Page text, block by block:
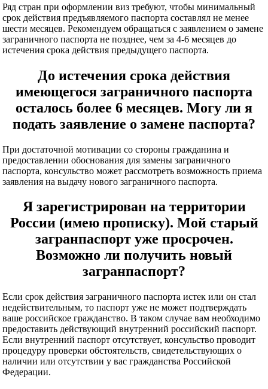
Ряд стран при оформлении виз требуют, чтобы минимальный
срок действия предъявляемого паспорта составлял не менее
шести месяцев. Рекомендуем обращаться с заявлением о замене
заграничного паспорта не позднее, чем за 4-6 месяцев до
истечения срока действия предыдущего паспорта.
До истечения срока действия
имеющегося заграничного паспорта
осталось более 6 месяцев. Могу ли я
подать заявление о замене паспорта?
При достаточной мотивации со стороны гражданина и
предоставлении обоснования для замены заграничного
паспорта, консульство может рассмотреть возможность приема
заявления на выдачу нового заграничного паспорта.
Я зарегистрирован на территории
России (имею прописку). Мой старый
загранпаспорт уже просрочен.
Возможно ли получить новый
загранпаспорт?
Если срок действия заграничного паспорта истек или он стал
недействительным, то паспорт уже не может подтверждать
ваше российское гражданство. В таком случае вам необходимо
предоставить действующий внутренний российский паспорт.
Если внутренний паспорт отсутствует, консульство проводит
процедуру проверки обстоятельств, свидетельствующих о
наличии или отсутствии у вас гражданства Российской
Федерации.